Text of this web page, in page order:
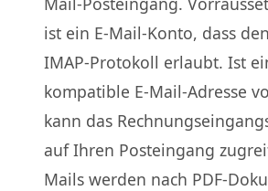
ist ein E-Mail-Konto, dass
IMAP-Protokoll erlaubt. Ist
kompatible E-Mail-Adresse
kann das
auf Ihren Posteingang
Mails werden nach PDF-